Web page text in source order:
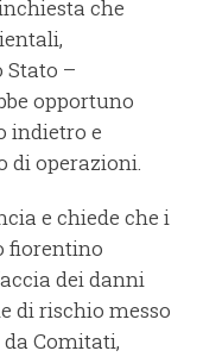
che
–
opportuno
indietro e
di operazioni.
e chiede che i
fiorentino
dei danni
di rischio messo
Comitati,